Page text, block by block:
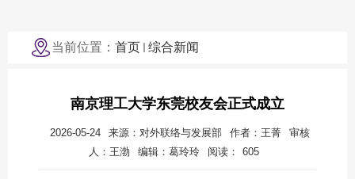
当前位置： 首页 综合新闻
南京理工大学东莞校友会正式成立
2026-05-24 来源：对外联络与发展部 作者：王菁
审核
人：王渤
编辑：葛玲玲 阅读： 605